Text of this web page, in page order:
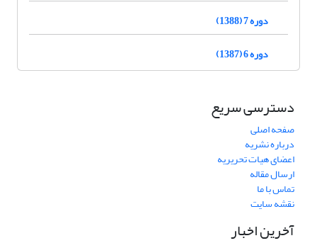
دوره 7 (1388)
دوره 6 (1387)
دسترسی سریع
صفحه اصلی
درباره نشریه
اعضای هیات تحریریه
ارسال مقاله
تماس با ما
نقشه سایت
آخرین اخبار